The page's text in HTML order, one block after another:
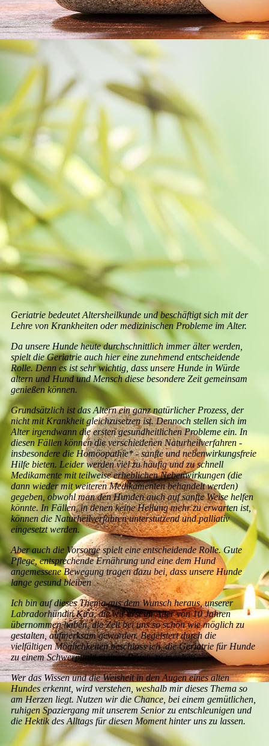
Stanley
Geriatrie bedeutet Altersheilkunde und beschäftigt sich mit der
Lehre von Krankheiten oder medizinischen Probleme im Alter.
Da unsere Hunde heute durchschnittlich immer älter werden,
spielt die Geriatrie auch hier eine zunehmend entscheidende
Rolle. Denn es ist sehr wichtig, dass unsere Hunde in Würde
altern und Hund und Mensch diese besondere Zeit gemeinsam
genießen können.
Grundsätzlich ist das Altern ein ganz natürlicher Prozess, der
nicht mit Krankheit gleichzusetzen ist. Dennoch stellen sich im
Alter irgendwann die ersten gesundheitlichen Probleme ein. In
diesen Fällen können die verschiedenen Naturheilverfahren -
insbesondere die Homöopathie* - sanfte und nebenwirkungsfreie
Hilfe bieten. Leider werden viel zu häufig und zu schnell
Medikamente mit teilweise erheblichen Nebenwirkungen (die
dann wieder mit weiteren Medikamenten behandelt werden)
gegeben, obwohl man den Hunden auch auf sanfte Weise helfen
könnte. In Fällen, in denen keine Heilung mehr zu erwarten ist,
können die Naturheilverfahren unterstützend und palliativ
eingesetzt werden.
Aber auch die Vorsorge spielt eine entscheidende Rolle. Gute
Pflege, entsprechende Ernährung und eine dem Hund
angemessene Bewegung tragen dazu bei, dass unsere Hunde
lange gesund bleiben
Ich bin auf dieses Thema aus dem Wunsch heraus, unserer
Labradorhündin Kira, die wir erst im Alter von 10 Jahren
übernommen haben, die Zeit bei uns so schön wie möglich zu
gestalten, aufmerksam geworden. Begeistert durch die
vielfältigen Möglichkeiten beschloss ich, die Geriatrie für Hunde
zu einem Schwerpunkt meiner Praxis zu machen.
Wer das Wissen und die Weisheit in den Augen eines alten
Hundes erkennt, wird verstehen, weshalb mir dieses Thema so
am Herzen liegt. Nutzen wir die Chance, bei einem gemütlichen,
ruhigen Spaziergang mit unserem Senior zu entschleunigen und
die Hektik des Alltags für diesen Moment hinter uns zu lassen.